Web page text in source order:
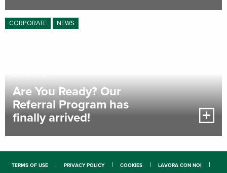
CORPORATE NEWS
Are You Ready? Our
Referral Program has
finally arrived!
TERMS OF USE PRIVACY POLICY COOKIES
LAVORA CON NOI